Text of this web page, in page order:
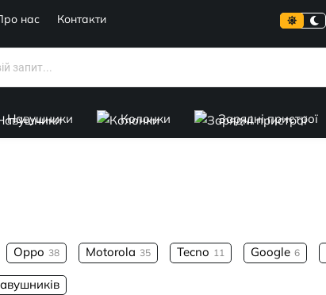
нас Контакти
Навушники Колонки Зарядні пристрої
Oppo 38 Motorola 35 Tecno 11 Google 6